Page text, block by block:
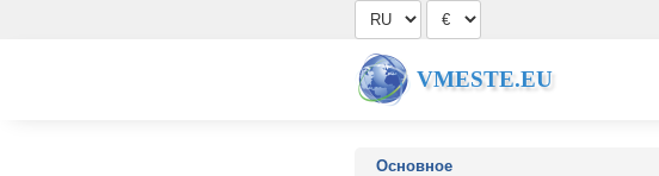
VMESTE.EU
Основное